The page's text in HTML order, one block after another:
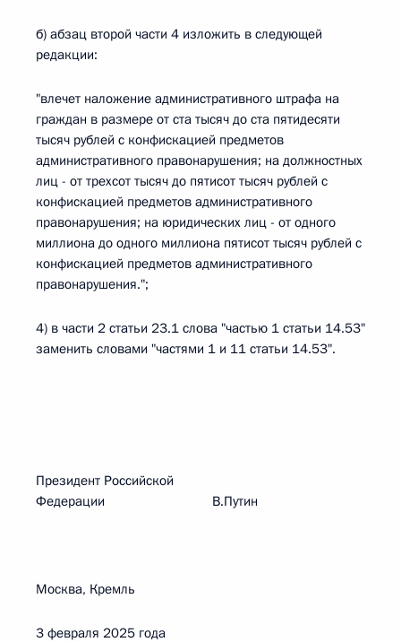
б) абзац второй части 4 изложить в следующей
редакции:
"влечет наложение административного штрафа на
граждан в размере от ста тысяч до ста пятидесяти
тысяч рублей с конфискацией предметов
административного правонарушения; на должностных
лиц - от трехсот тысяч до пятисот тысяч рублей с
конфискацией предметов административного
правонарушения; на юридических лиц - от одного
миллиона до одного миллиона пятисот тысяч рублей с
конфискацией предметов административного
правонарушения.";
4) в части 2 статьи 23.1 слова "частью 1 статьи 14.53"
заменить словами "частями 1 и 11 статьи 14.53".
Президент Российской
Федерации В.Путин
Москва, Кремль
3 февраля 2025 года